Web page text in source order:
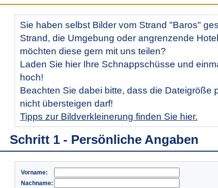
Sie haben selbst Bilder vom Strand "Baros"
Strand, die Umgebung oder angrenzende
möchten diese gern mit uns teilen?
Laden Sie hier Ihre Schnappschüsse und
hoch!
Beachten Sie dabei bitte, dass die Dateigröße
nicht übersteigen darf!
Tipps zur Bildverkleinerung finden Sie hier.
Schritt 1 - Persönliche Angaben
Vorname:
Nachname: